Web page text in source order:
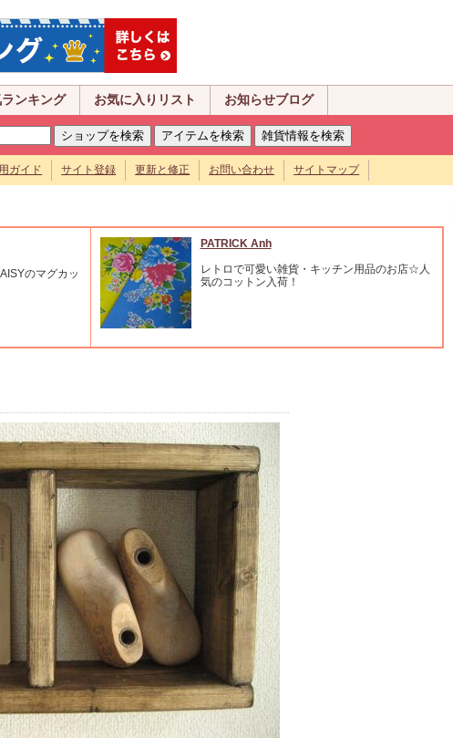
ランキング お気に入りリスト お知らせブログ
ガイド サイト登録 更新と修正 お問い合わせ サイトマップ
のマグカッ
PATRICK Anh
レトロで可愛い雑貨・キッチン用品のお店☆人
気のコットン入荷！